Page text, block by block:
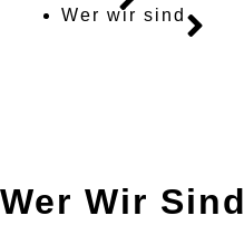
Wer wir sind
Wer Wir Sind